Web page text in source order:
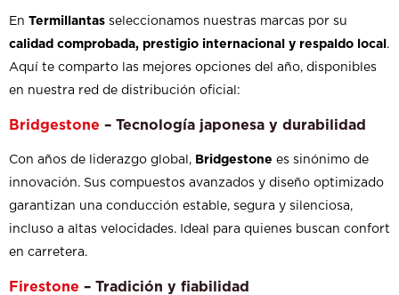
En Termillantas seleccionamos nuestras marcas por su
calidad comprobada, prestigio internacional y respaldo local .
Aquí te comparto las mejores opciones del año, disponibles
en nuestra red de distribución oficial:
Bridgestone – Tecnología japonesa y durabilidad
Con años de liderazgo global, Bridgestone es sinónimo de
innovación. Sus compuestos avanzados y diseño optimizado
garantizan una conducción estable, segura y silenciosa,
incluso a altas velocidades. Ideal para quienes buscan confort
en carretera.
Firestone – Tradición y fiabilidad